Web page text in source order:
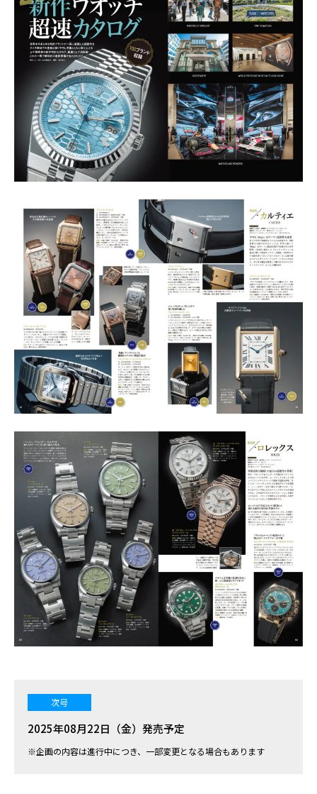
次号
2025年08月22日（金）発売予定
※企画の内容は進行中につき、一部変更となる場合もあります